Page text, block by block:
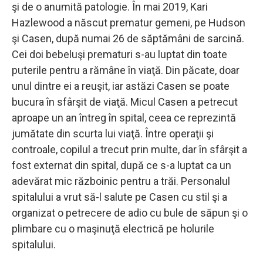
şi de o anumită patologie. În mai 2019, Kari
Hazlewood a născut prematur gemeni, pe Hudson
şi Casen, după numai 26 de săptămâni de sarcină.
Cei doi bebeluşi prematuri s-au luptat din toate
puterile pentru a rămâne în viaţă. Din păcate, doar
unul dintre ei a reuşit, iar astăzi Casen se poate
bucura în sfârşit de viaţă. Micul Casen a petrecut
aproape un an întreg în spital, ceea ce reprezintă
jumătate din scurta lui viaţă. Între operaţii şi
controale, copilul a trecut prin multe, dar în sfârşit a
fost externat din spital, după ce s-a luptat ca un
adevărat mic războinic pentru a trăi. Personalul
spitalului a vrut să-l salute pe Casen cu stil şi a
organizat o petrecere de adio cu bule de săpun şi o
plimbare cu o maşinuţă electrică pe holurile
spitalului.